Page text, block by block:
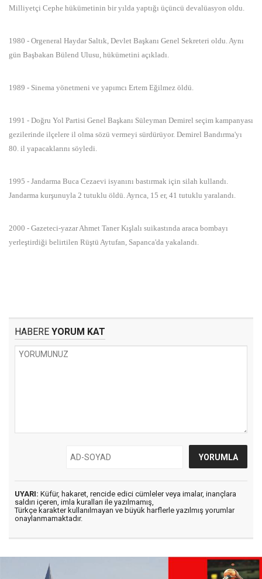
Milliyetçi Cephe hükümetinin bir yılda yaptığı üçüncü devalüasyon oldu.
1980 - Orgeneral Haydar Saltık, Devlet Başkanı Genel Sekreteri oldu. Aynı
gün Başbakan Bülend Ulusu, hükümetini açıkladı.
1989 - Sinema yönetmeni ve yapımcı Ertem Eğilmez öldü.
1991 - Doğru Yol Partisi Genel Başkanı Süleyman Demirel seçim kampanyası
gezilerinde ilçelere il olma sözü vermeyi sürdürüyor. Demirel Bandırma'yı
80. il yapacaklarını söyledi.
1995 - Jandarma Buca Cezaevi isyanını bastırmak için silah kullandı.
Jandarma kurşunuyla 2 tutuklu öldü. Ayrıca, 15 er, 41 tutuklu yaralandı.
2000 - Gazeteci-yazar Ahmet Taner Kışlalı suikastında araca bombayı
yerleştirdiği belirtilen Rüştü Aytufan, Sapanca'da yakalandı.
HABERE YORUM KAT
UYARI: Küfür, hakaret, rencide edici cümleler veya imalar, inançlara
saldırı içeren, imla kuralları ile yazılmamış,
Türkçe karakter kullanılmayan ve büyük harflerle yazılmış yorumlar
onaylanmamaktadır.